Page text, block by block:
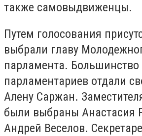
также самовыдвиженцы.
Путем голосования
выбрали главу
парламента. Большинство
парламентариев отдали
Алену Саржан.
были выбраны Анастасия
Андрей Веселов.